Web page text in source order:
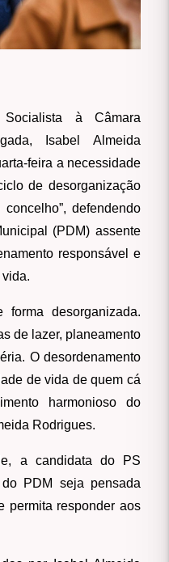
à Câmara
Isabel Almeida
feira a necessidade
de desorganização
defendendo
(PDM) assente
responsável e
desorganizada.
de lazer, planeamento
O desordenamento
de vida de quem cá
harmonioso do
Rodrigues.
a candidata do PS
PDM seja pensada
permita responder aos